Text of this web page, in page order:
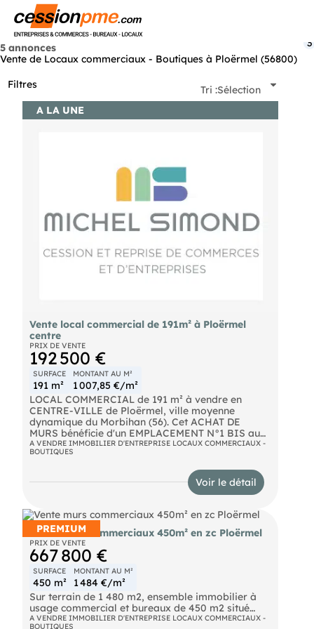
5 annonces
Vente de Locaux commerciaux - Boutiques à Ploërmel (56800)
Filtres
3
Tri :Sélection
A LA UNE
Vente local commercial de 191m² à Ploërmel
centre
PRIX DE VENTE
192 500 €
SURFACE
191 m²
MONTANT AU M²
1 007,85 €/m²
LOCAL COMMERCIAL de 191 m² à vendre en
CENTRE-VILLE de Ploërmel, ville moyenne
dynamique du Morbihan (56). Cet ACHAT DE
MURS bénéficie d'un EMPLACEMENT N°1 BIS au
cœur de l'activité commerçante, porté par un flux
routier soutenu à proximité de la nationale, le
une visibilité durable. MURS LIBRES à la vente,
configuration fonctionnelle adaptée à de
services, avec possibilité de reconfiguration
intérieure et accès facilité pour la clientèle et les
livraisons. Ce bien s'adresse aussi bien à un
INVESTISSEUR qu'à un exploitant souhaitant
devenir propriétaire de ses murs. Notre cabinet
d'affaires vous accompagne de la valorisation à
la conclusion de la transaction. PRIX
HONORAIRES INCLUS
- ACCOMPAGNEMENT BANCAIRE INCLUS.
Contactez-nous pour organiser une visite.
A VENDRE IMMOBILIER D'ENTREPRISE LOCAUX COMMERCIAUX -
BOUTIQUES
Voir le détail
PREMIUM
Vente murs commerciaux 450m² en zc Ploërmel
PRIX DE VENTE
667 800 €
SURFACE
450 m²
MONTANT AU M²
1 484 €/m²
Sur terrain de 1 480 m2, ensemble immobilier à
usage commercial et bureaux de 450 m2 situé
dans zone commerciale ( à proximité du Super U) ,
A VENDRE IMMOBILIER D'ENTREPRISE LOCAUX COMMERCIAUX -
BOUTIQUES